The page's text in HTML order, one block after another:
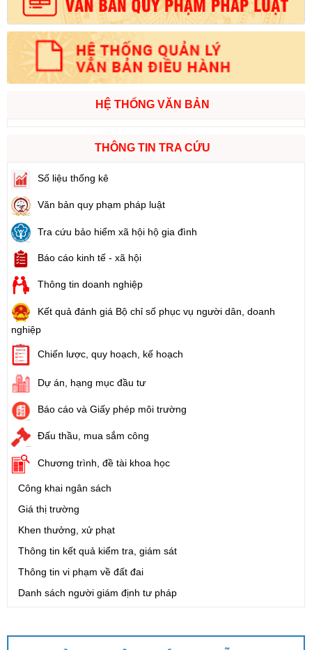
HỆ THỐNG VĂN BẢN
THÔNG TIN TRA CỨU
Số liệu thống kê
Văn bản quy phạm pháp luật
Tra cứu bảo hiểm xã hội hộ gia đình
Báo cáo kinh tế - xã hội
Thông tin doanh nghiệp
Kết quả đánh giá Bộ chỉ số phục vụ người dân, doanh
nghiệp
Chiến lược, quy hoạch, kế hoạch
Dự án, hạng mục đầu tư
Báo cáo và Giấy phép môi trường
Đấu thầu, mua sắm công
Chương trình, đề tài khoa học
Công khai ngân sách
Giá thị trường
Khen thưởng, xử phạt
Thông tin kết quả kiểm tra, giám sát
Thông tin vi phạm về đất đai
Danh sách người giám định tư pháp